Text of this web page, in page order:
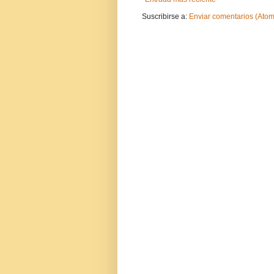
Suscribirse a: Enviar comentarios